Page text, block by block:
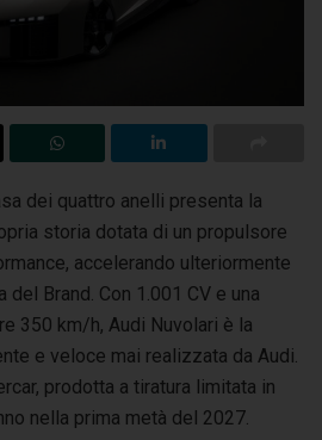
dei quattro anelli presenta la
storia dotata di un propulsore
accelerando ulteriormente
del Brand. Con 1.001 CV e una
350 km/h, Audi Nuvolari è la
e veloce mai realizzata da Audi.
prodotta a tiratura limitata in
nella prima metà del 2027.